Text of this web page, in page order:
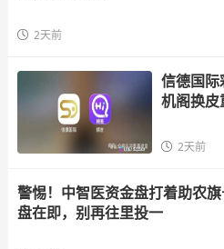
2天前
信德国际
机阁换皮
2天前
警惕！中智医资金盘打着助农
盘在即，别再往里投一